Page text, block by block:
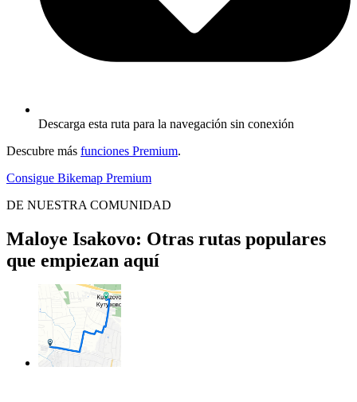
Descarga esta ruta para la navegación sin conexión
Descubre más funciones Premium.
Consigue Bikemap Premium
DE NUESTRA COMUNIDAD
Maloye Isakovo: Otras rutas populares
que empiezan aquí